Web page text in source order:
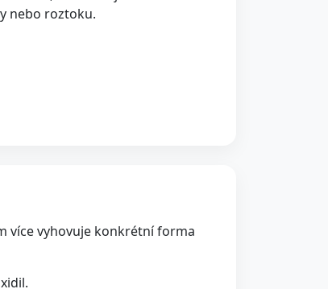
nebo roztoku.
více vyhovuje konkrétní forma